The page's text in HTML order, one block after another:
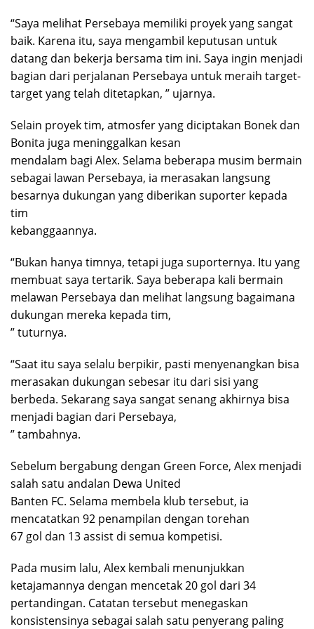
“Saya melihat Persebaya memiliki proyek yang sangat
baik. Karena itu, saya mengambil keputusan untuk
datang dan bekerja bersama tim ini. Saya ingin menjadi
bagian dari perjalanan Persebaya untuk meraih target-
target yang telah ditetapkan, ” ujarnya.
Selain proyek tim, atmosfer yang diciptakan Bonek dan
Bonita juga meninggalkan kesan
mendalam bagi Alex. Selama beberapa musim bermain
sebagai lawan Persebaya, ia merasakan langsung
besarnya dukungan yang diberikan suporter kepada
tim
kebanggaannya.
“Bukan hanya timnya, tetapi juga suporternya. Itu yang
membuat saya tertarik. Saya beberapa kali bermain
melawan Persebaya dan melihat langsung bagaimana
dukungan mereka kepada tim,
” tuturnya.
“Saat itu saya selalu berpikir, pasti menyenangkan bisa
merasakan dukungan sebesar itu dari sisi yang
berbeda. Sekarang saya sangat senang akhirnya bisa
menjadi bagian dari Persebaya,
” tambahnya.
Sebelum bergabung dengan Green Force, Alex menjadi
salah satu andalan Dewa United
Banten FC. Selama membela klub tersebut, ia
mencatatkan 92 penampilan dengan torehan
67 gol dan 13 assist di semua kompetisi.
Pada musim lalu, Alex kembali menunjukkan
ketajamannya dengan mencetak 20 gol dari 34
pertandingan. Catatan tersebut menegaskan
konsistensinya sebagai salah satu penyerang paling